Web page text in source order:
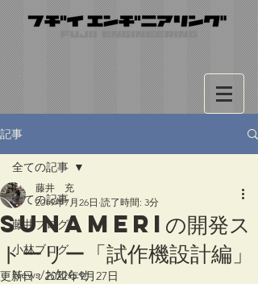
記事
全ての記事
藤井ブログ
小林ブログ
News/お知らせ
全ての記事
Sunameriの開発ス
トーリー「試作機設計編」
藤井 充
2019年7月26日 読了時間: 3分
更新日：2022年9月27日